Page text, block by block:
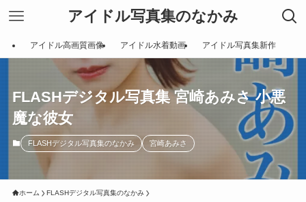
アイドル写真集のなかみ
アイドル高画質画像 アイドル水着動画 アイドル写真集新作
FLASHデジタル写真集 宮崎あみさ 小悪
魔な彼女
FLASHデジタル写真集のなかみ 宮崎あみさ
ホーム FLASHデジタル写真集のなかみ